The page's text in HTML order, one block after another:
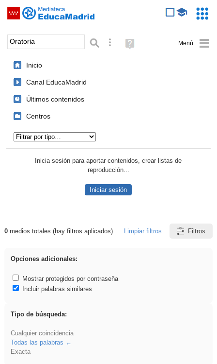
Saltar navegación
Palabra o frase: Búsqueda avanzada
Ayuda
(en
Inicio
Canal EducaMadrid
Últimos contenidos
Centros
Inicia sesión para aportar contenidos, crear listas de
reproducción...
Iniciar sesión
Resultados de: Oratoria
0medios totales (hay filtros aplicados) Limpiar filtros Filtros
Opciones adicionales:
Mostrar protegidos por contraseña
Incluir palabras similares
Tipo de búsqueda:
Cualquier coincidencia
Todas las palabras
Exacta